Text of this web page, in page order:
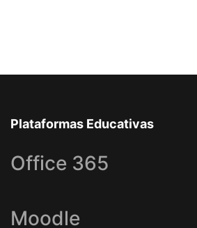
Plataformas Educativas
Office 365
Moodle